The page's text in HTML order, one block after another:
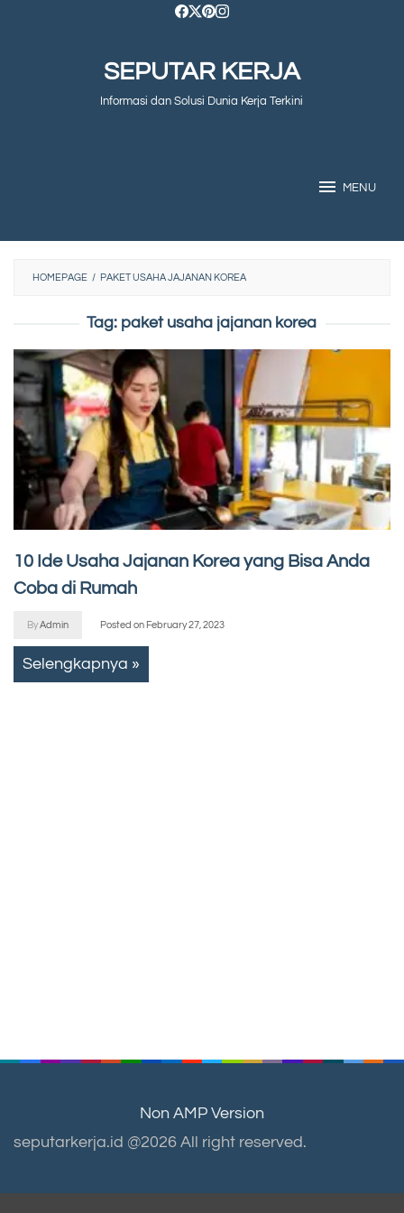
SEPUTAR KERJA
Informasi dan Solusi Dunia Kerja Terkini
MENU
HOMEPAGE / PAKET USAHA JAJANAN KOREA
Tag: paket usaha jajanan korea
10 Ide Usaha Jajanan Korea yang Bisa Anda
Coba di Rumah
ByAdmin Posted on February 27, 2023
Selengkapnya »
Non AMP Version
seputarkerja.id @2026 All right reserved.